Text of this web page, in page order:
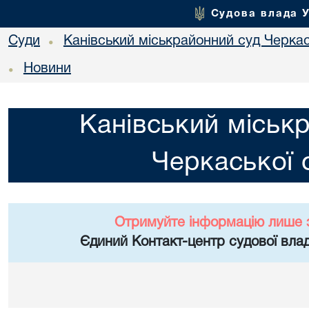
Судова влада
Суди • Канівський міськрайонний суд
• Новини
Канівський
Черкаської
Отримуйте інформацію лише
Єдиний Контакт-центр судової